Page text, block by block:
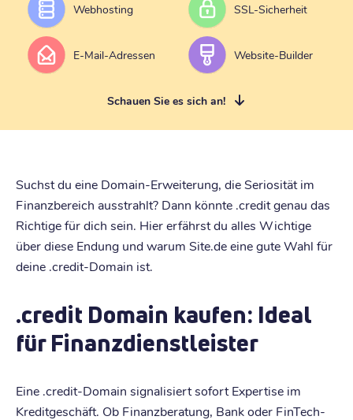
Webhosting SSL-Sicherheit
E-Mail-Adressen Website-Builder
Schauen Sie es sich an!
Suchst du eine Domain-Erweiterung, die Seriosität im
Finanzbereich ausstrahlt? Dann könnte .credit genau das
Richtige für dich sein. Hier erfährst du alles Wichtige
über diese Endung und warum Site.de eine gute Wahl für
deine .credit-Domain ist.
.credit Domain kaufen: Ideal
für Finanzdienstleister
Eine .credit-Domain signalisiert sofort Expertise im
Kreditgeschäft. Ob Finanzberatung, Bank oder FinTech-